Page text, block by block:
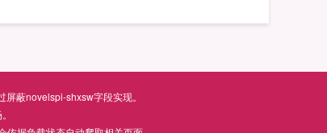
蔽novelspi-shxsw字段实现。